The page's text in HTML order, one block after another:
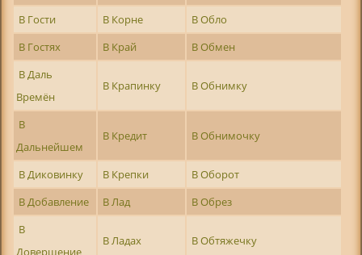
В Гости
В Корне
В Обло
В Гостях
В Край
В Обмен
В Даль
Времён
В Крапинку В Обнимку
В
Дальнейшем
В Кредит В Обнимочку
В Диковинку В Крепки
В Оборот
В Добавление
В Лад
В Обрез
В
Довершение
В Ладах В Обтяжечку